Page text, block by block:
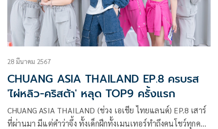
28 มีนาคม 2567
CHUANG ASIA THAILAND EP.8 ครบรส
'ไผ่หลิว-คริสต้า' หลุด TOP9 ครั้งแรก
CHUANG ASIA THAILAND (ช่วง เอเชีย ไทยแลนด์) EP.8 เสาร์
ที่ผ่านมา มีแต่คำว่าจึ้ง ทั้งเด็กฝึกทั้งเมนเทอร์ทำถึงคนโชว์ทุกคน